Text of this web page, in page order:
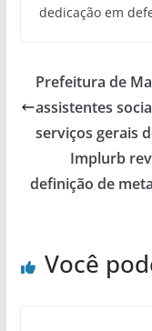
dedicação em
Prefeitura de
assistentes
serviços gerais
Implurb
definição de
Você